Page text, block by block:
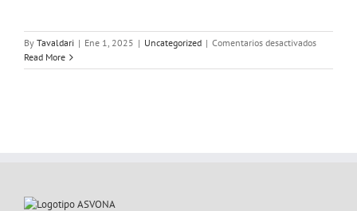
By Tavaldari | Ene 1, 2025 | Uncategorized | Comentarios desactivadosen
(DANA
Read More